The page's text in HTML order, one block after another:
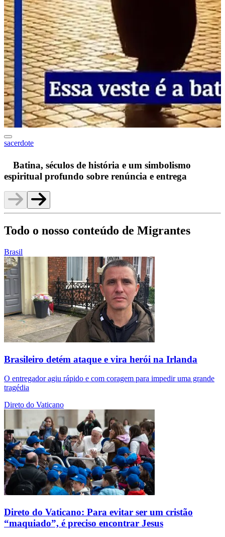
sacerdote
Batina, séculos de história e um simbolismo
espiritual profundo sobre renúncia e entrega
Todo o nosso conteúdo de Migrantes
Brasil
Brasileiro detém ataque e vira herói na Irlanda
O entregador agiu rápido e com coragem para impedir uma grande
tragédia
Direto do Vaticano
Direto do Vaticano: Para evitar ser um cristão
“maquiado”, é preciso encontrar Jesus